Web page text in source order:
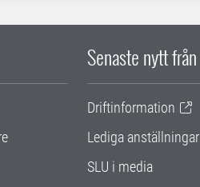
Senaste nytt från
Driftinformation
Lediga anställningar
SLU i media